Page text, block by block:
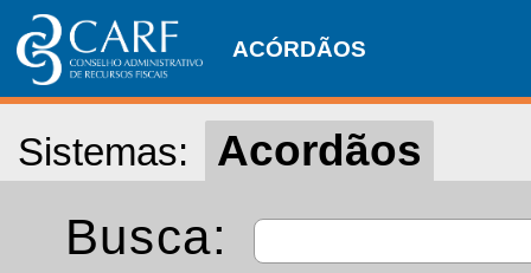
ACÓRDÃOS
Sistemas: Acordãos
Busca: